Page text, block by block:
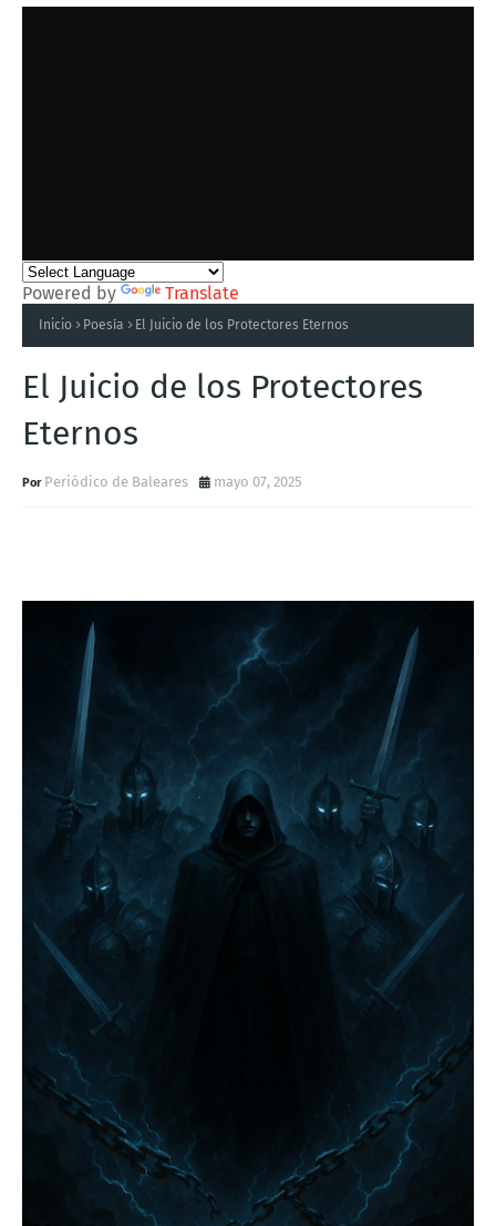
Powered by Translate
Inicio Poesía El Juicio de los Protectores Eternos
El Juicio de los Protectores
Eternos
Periódico de Baleares mayo 07, 2025